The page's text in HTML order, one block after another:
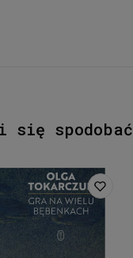
się spodobać